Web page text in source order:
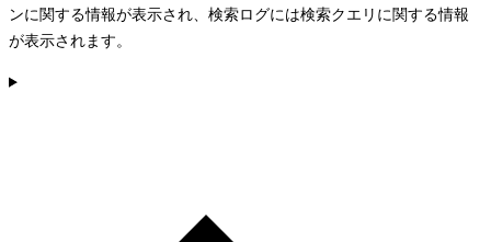
ンに関する情報が表示され、検索ログには検索クエリに関する情報
が表示されます。